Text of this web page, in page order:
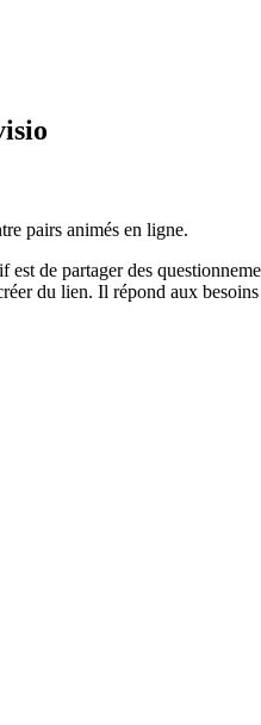
pairs animés en ligne.
est de partager des
du lien. Il répond aux